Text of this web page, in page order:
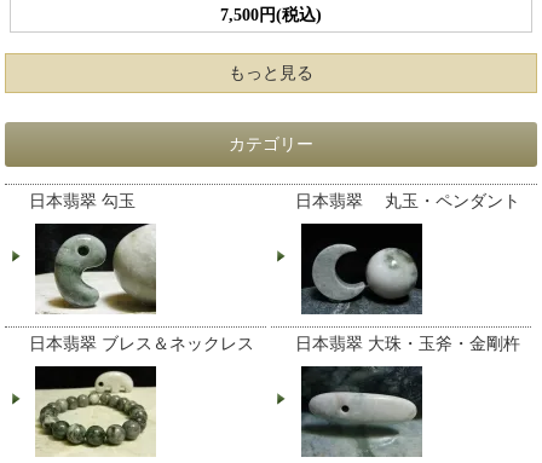
7,500円(税込)
もっと見る
カテゴリー
日本翡翠 勾玉 日本翡翠 丸玉・ペンダント
日本翡翠 ブレス＆ネックレス 日本翡翠 大珠・玉斧・金剛杵